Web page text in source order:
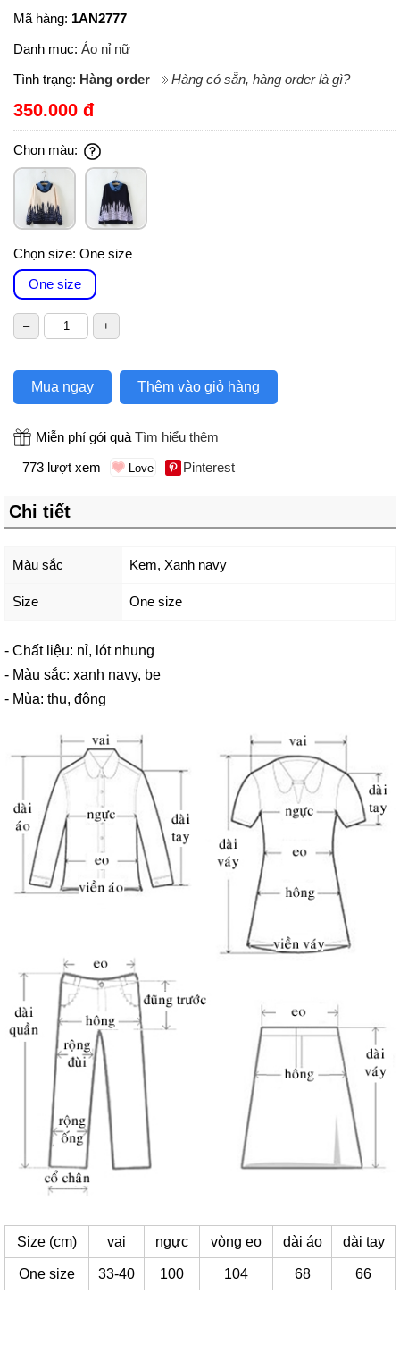
Mã hàng: 1AN2777
Danh mục: Áo nỉ nữ
Tình trạng: Hàng order Hàng có sẵn, hàng order là gì?
350.000 đ
Chọn màu:
Chọn size: One size
One size
Mua ngay Thêm vào giỏ hàng
Miễn phí gói quà Tìm hiểu thêm
773 lượt xem
Pinterest
Chi tiết
Màu sắc Kem, Xanh navy
Size One size
- Chất liệu: nỉ, lót nhung
- Màu sắc: xanh navy, be
- Mùa: thu, đông
Size (cm) vai ngực vòng eo dài áo dài tay
One size 33-40 100 104 68 66